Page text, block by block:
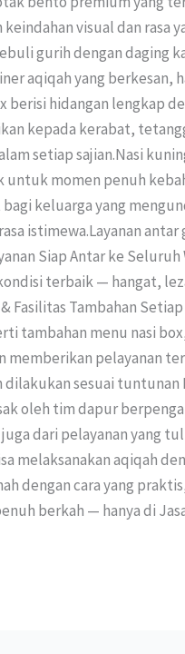
visual dan rasa
gurih dengan
aqiqah yang berkesan,
hidangan lengkap
kepada kerabat,
setiap sajian.Nasi
untuk momen penuh
keluarga yang
istimewa.Layanan
Siap Antar ke
terbaik — hangat,
Fasilitas Tambahan
tambahan menu nasi
pelayanan
sesuai
oleh tim dapur
dari pelayanan yang
melaksanakan aqiqah
dengan cara yang
berkah — hanya di